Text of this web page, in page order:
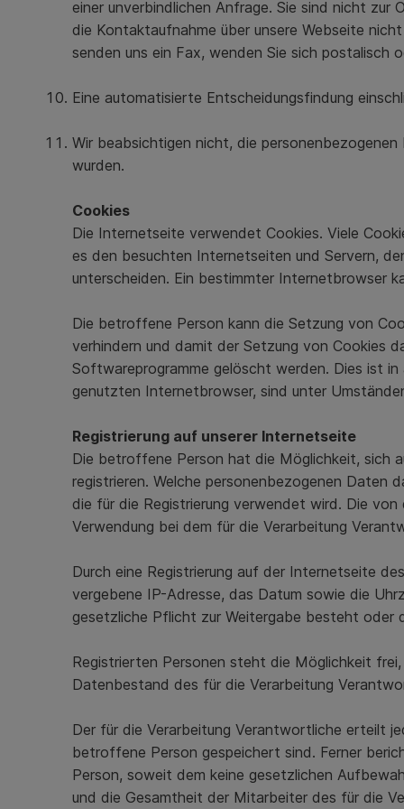
einer unverbindlichen Anfrage. Sie sind nicht
die Kontaktaufnahme über unsere Webseite
senden uns ein Fax, wenden Sie sich postalisch
Eine automatisierte Entscheidungsfindung
Wir beabsichtigen nicht, die
wurden.
Cookies
Die Internetseite verwendet Cookies. Viele
es den besuchten Internetseiten und Servern,
unterscheiden. Ein bestimmter Internetbrowser
Die betroffene Person kann die Setzung von
verhindern und damit der Setzung von Cookies
Softwareprogramme gelöscht werden. Dies ist
genutzten Internetbrowser, sind unter
Registrierung auf unserer Internetseite
Die betroffene Person hat die Möglichkeit, sich
registrieren. Welche personenbezogenen Daten
die für die Registrierung verwendet wird. Die
Verwendung bei dem für die Verarbeitung
Durch eine Registrierung auf der Internetseite
vergebene IP-Adresse, das Datum sowie die
gesetzliche Pflicht zur Weitergabe besteht oder
Registrierten Personen steht die Möglichkeit
Datenbestand des für die Verarbeitung
Der für die Verarbeitung Verantwortliche erteilt
betroffene Person gespeichert sind. Ferner
Person, soweit dem keine gesetzlichen
und die Gesamtheit der Mitarbeiter des für die